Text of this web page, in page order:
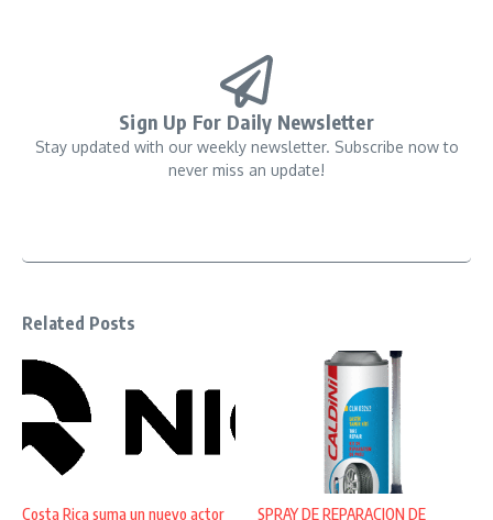
Sign Up For Daily Newsletter
Stay updated with our weekly newsletter. Subscribe now to
never miss an update!
Related Posts
Costa Rica suma un nuevo actor SPRAY DE REPARACION DE